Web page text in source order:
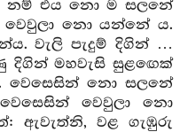
නම් එය නො ම සලනේ
නො යන්නේ ය.
වැලි පැදුම් දිගින් …
දිගින් මහවැසි සුළඟෙක්
වෙසෙසින් නො සලනේ
වෙවුලා නො
ඇවැත්නි, වළ ගැඹුරු